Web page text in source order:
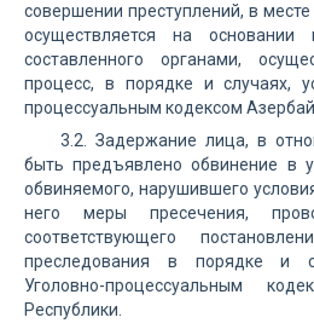
совершении преступлений, в
осуществляется на основании
составленного органами,
процесс, в порядке и случаях,
процессуальным кодексом
3.2. Задержание лица, в
быть предъявлено обвинение в
обвиняемого, нарушившего
него меры пресечения,
соответствующего
преследования в порядке и
Уголовно-процессуальным
Республики.